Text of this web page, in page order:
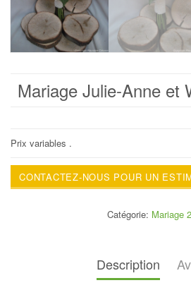
Mariage Julie-Anne et
Prix variables .
CONTACTEZ-NOUS POUR UN
Catégorie: Mariage
Description